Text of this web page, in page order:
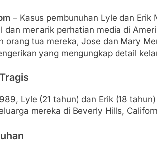
– Kasus pembunuhan Lyle dan
dan menarik perhatian media di
orang tua mereka, Jose dan Mary
yang mengungkap detail
Lyle (21 tahun) dan Erik (18
mereka di Beverly Hills,